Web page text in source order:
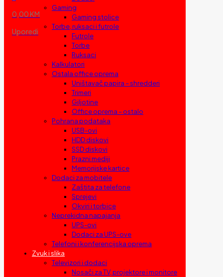
0,00 KM
Uporedi
Gaming
Gaming stolice
Torbe, ruksaci i futrole
Futrole
Torbe
Ruksaci
Kalkulatori
Ostala office oprema
Uništavač papira – shredderi
Trimeri
Giljotine
Office oprema – ostalo
Pohrana podataka
USB-ovi
HDD diskovi
SSD diskovi
Prazni mediji
Memorijske kartice
Dodaci za mobitele
Zaštita za telefone
Sprejevi
Okviri i torbice
Neprekidna napajanja
UPS-ovi
Dodaci za UPS-ove
Telefoni i konferencijska oprema
Zvuk i slika
Televizori i dodaci
Nosači za TV, projektore i monitore